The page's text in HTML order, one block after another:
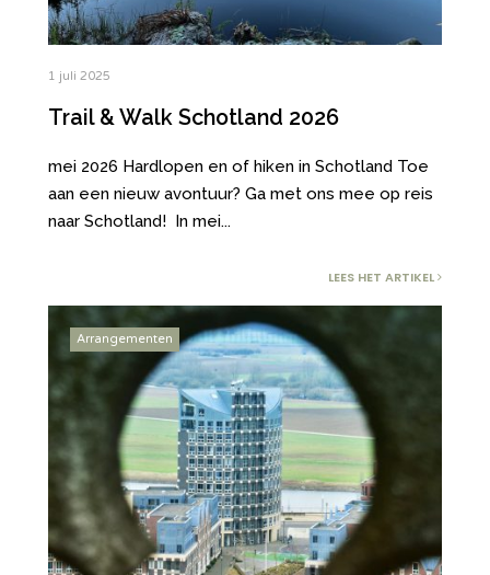
1 juli 2025
Trail & Walk Schotland 2026
mei 2026 Hardlopen en of hiken in Schotland Toe
aan een nieuw avontuur? Ga met ons mee op reis
naar Schotland! In mei...
LEES HET ARTIKEL
Arrangementen